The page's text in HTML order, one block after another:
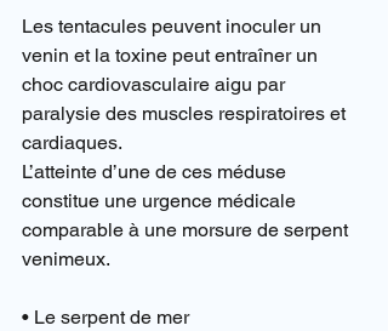
Les tentacules peuvent inoculer un
venin et la toxine peut entraîner un
choc cardiovasculaire aigu par
paralysie des muscles respiratoires et
cardiaques.
L’atteinte d’une de ces méduse
constitue une urgence médicale
comparable à une morsure de serpent
venimeux.
• Le serpent de mer